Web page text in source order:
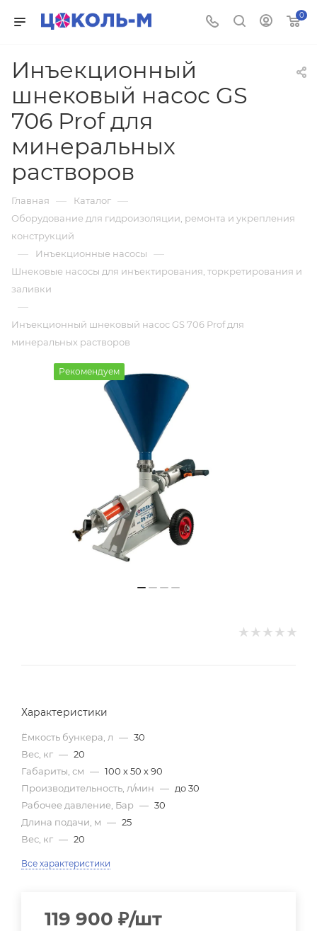
0
Инъекционный
шнековый насос GS
706 Prof для
минеральных
растворов
Главная — Каталог —
Оборудование для гидроизоляции, ремонта и укрепления
конструкций
— Инъекционные насосы —
Шнековые насосы для инъектирования, торкретирования и
заливки
—
Инъекционный шнековый насос GS 706 Prof для
минеральных растворов
Рекомендуем
Характеристики
Ёмкость бункера, л — 30
Вес, кг — 20
Габариты, см — 100 х 50 х 90
Производительность, л/мин — до 30
Рабочее давление, Бар — 30
Длина подачи, м — 25
Вес, кг — 20
Все характеристики
119 900 ₽/шт